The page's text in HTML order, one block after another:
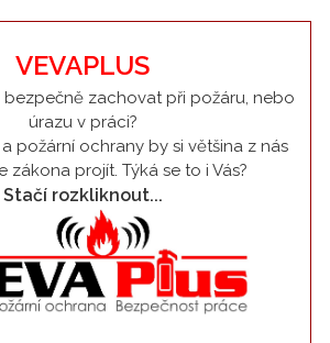
VEVAPLUS
bezpečně zachovat při požáru, nebo
úrazu v práci?
požární ochrany by si většina z nás
zákona projít. Týká se to i Vás?
Stačí rozkliknout...